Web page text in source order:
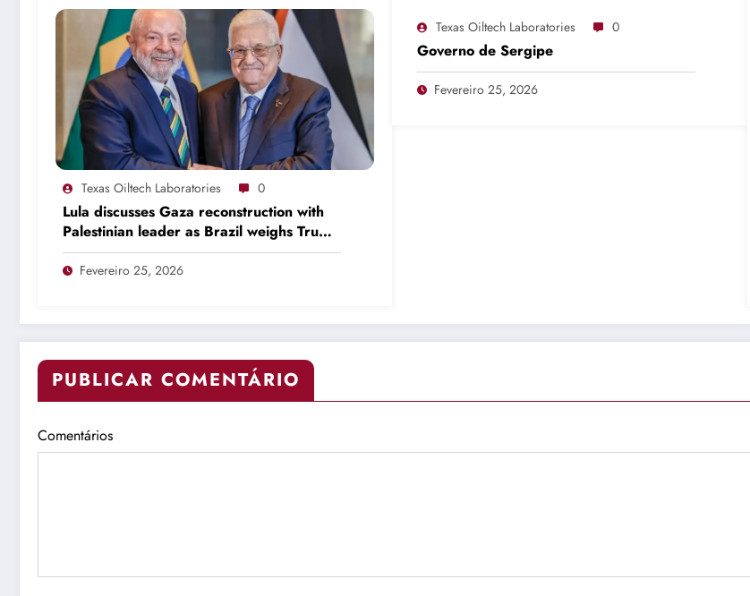
Texas Oiltech Laboratories 0
Lula discusses Gaza reconstruction with
Palestinian leader as Brazil weighs Trump
invitation
Fevereiro 25, 2026
Texas Oiltech Laboratories 0
Governo de Sergipe
Fevereiro 25, 2026
PUBLICAR COMENTÁRIO
Comentários